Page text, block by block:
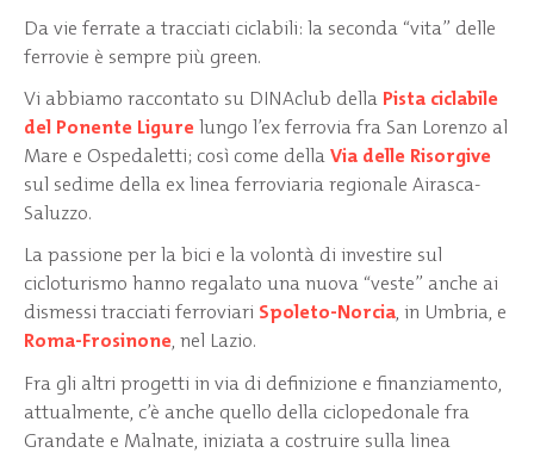
Da vie ferrate a tracciati ciclabili: la seconda “vita” delle
ferrovie è sempre più green.
Vi abbiamo raccontato su DINAclub della Pista ciclabile
del Ponente Ligure lungo l’ex ferrovia fra San Lorenzo al
Mare e Ospedaletti; così come dellaVia delle Risorgive
sul sedime della ex linea ferroviaria regionale Airasca-
Saluzzo.
La passione per la bici e la volontà di investire sul
cicloturismo hanno regalato una nuova “veste” anche ai
dismessi tracciati ferroviari Spoleto-Norcia, in Umbria, e
Roma-Frosinone, nel Lazio.
Fra gli altri progetti in via di definizione e finanziamento,
attualmente, c’è anche quello della ciclopedonale fra
Grandate e Malnate, iniziata a costruire sulla linea